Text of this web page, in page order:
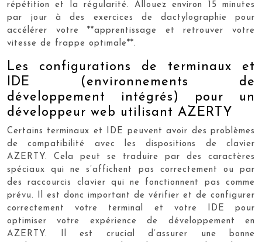
répétition et la régularité. Allouez environ 15 minutes
par jour à des exercices de dactylographie pour
accélérer votre **apprentissage et retrouver votre
vitesse de frappe optimale**.
Les configurations de terminaux et
IDE (environnements de
développement intégrés) pour un
développeur web utilisant AZERTY
Certains terminaux et IDE peuvent avoir des problèmes
de compatibilité avec les dispositions de clavier
AZERTY. Cela peut se traduire par des caractères
spéciaux qui ne s’affichent pas correctement ou par
des raccourcis clavier qui ne fonctionnent pas comme
prévu. Il est donc important de vérifier et de configurer
correctement votre terminal et votre IDE pour
optimiser votre expérience de développement en
AZERTY. Il est crucial d’assurer une bonne